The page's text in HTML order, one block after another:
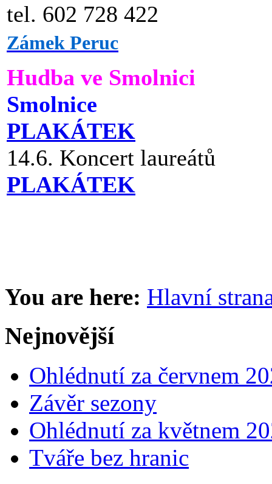
tel. 602 728 422
Zámek Peruc
Hudba ve Smolnici
Smolnice
PLAKÁTEK
14.6. Koncert laureátů
PLAKÁTEK
You are here: Hlavní
Nejnovější
Ohlédnutí za červnem
Závěr sezony
Ohlédnutí za květnem
Tváře bez hranic